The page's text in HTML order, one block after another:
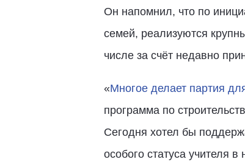
Он напомнил, что по
семей, реализуются
числе за счёт недавно
«Многое делает партия
программа по
Сегодня хотел бы
особого статуса учителя